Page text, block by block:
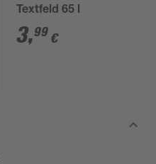
Textfeld 65 l
3,99 €